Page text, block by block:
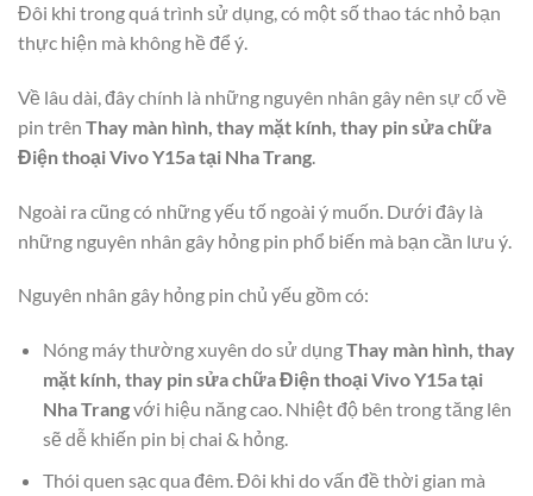
Đôi khi trong quá trình sử dụng, có một số thao tác nhỏ bạn
thực hiện mà không hề để ý.
Về lâu dài, đây chính là những nguyên nhân gây nên sự cố về
pin trên Thay màn hình, thay mặt kính, thay pin sửa chữa
Điện thoại Vivo Y15a tại Nha Trang.
Ngoài ra cũng có những yếu tố ngoài ý muốn. Dưới đây là
những nguyên nhân gây hỏng pin phổ biến mà bạn cần lưu ý.
Nguyên nhân gây hỏng pin chủ yếu gồm có:
Nóng máy thường xuyên do sử dụngThay màn hình, thay
mặt kính, thay pin sửa chữa Điện thoại Vivo Y15a tại
Nha Trangvới hiệu năng cao. Nhiệt độ bên trong tăng lên
sẽ dễ khiến pin bị chai & hỏng.
Thói quen sạc qua đêm. Đôi khi do vấn đề thời gian mà